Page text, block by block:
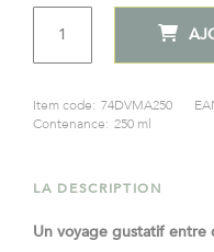
QTÉ
Item code: 74DVMA250
Contenance: 250 ml
LA DESCRIPTION
Un voyage gustatif entre